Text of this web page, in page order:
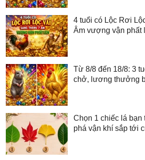
4 tuổi có Lộc Rơi
Âm vượng vận phất
Từ 8/8 đến 18/8: 3
chở, lương thưởng
Chọn 1 chiếc lá bạn
phá vận khí sắp tới